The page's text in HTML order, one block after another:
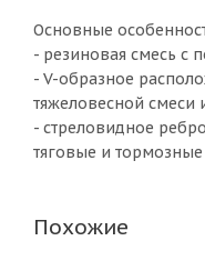
Основные
- резиновая смесь с
- V-образное
тяжеловесной смеси
- стреловидное
тяговые и тормозные
Похожие